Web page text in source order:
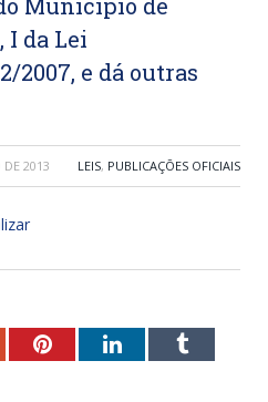
I da Lei
2007, e dá outras
DE 2013 LEIS, PUBLICAÇÕES OFICIAIS
PinterestLinkedInTumblr